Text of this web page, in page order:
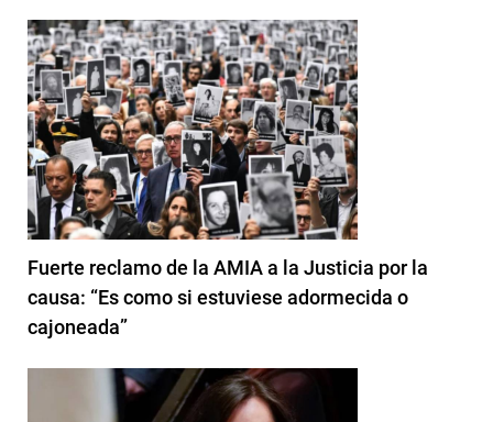
Fuerte reclamo de la AMIA a la Justicia por la
causa: “Es como si estuviese adormecida o
cajoneada”